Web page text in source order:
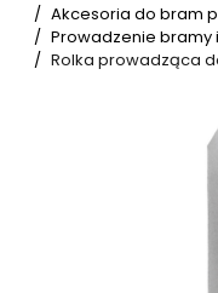
/ Akcesoria do bram
/ Prowadzenie bramy
/ Rolka prowadząca